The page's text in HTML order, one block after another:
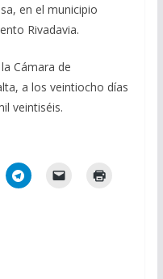
en el municipio
Rivadavia.
Cámara de
a los veintiocho días
veintiséis.